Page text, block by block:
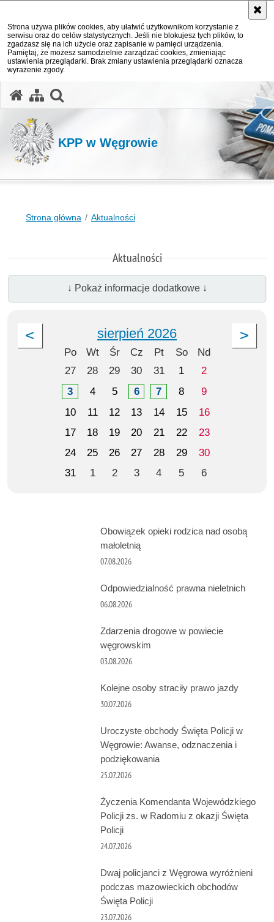
Strona używa plików cookies, aby ułatwić użytkownikom korzystanie z
serwisu oraz do celów statystycznych. Jeśli nie blokujesz tych plików, to
zgadzasz się na ich użycie oraz zapisanie w pamięci urządzenia.
Pamiętaj, że możesz samodzielnie zarządzać cookies, zmieniając
ustawienia przeglądarki. Brak zmiany ustawienia przeglądarki oznacza
wyrażenie zgody.
KPP w Węgrowie
Strona główna Aktualności
Aktualności
↓ Pokaż informacje dodatkowe ↓
sierpień 2026
Po Wt Śr Cz Pt So
Nd
27
28 29 30 31 1
2
3
4 5 6 7 8
9
10
11 12 13 14 15
16
17
18 19 20 21 22
23
24
25 26 27 28 29
30
31
1 2 3 4 5 6
Obowiązek opieki rodzica nad osobą
małoletnią
07.08.2026
Odpowiedzialność prawna nieletnich
06.08.2026
Zdarzenia drogowe w powiecie
węgrowskim
03.08.2026
Kolejne osoby straciły prawo jazdy
30.07.2026
Uroczyste obchody Święta Policji w
Węgrowie: Awanse, odznaczenia i
podziękowania
25.07.2026
Życzenia Komendanta Wojewódzkiego
Policji zs. w Radomiu z okazji Święta
Policji
24.07.2026
Dwaj policjanci z Węgrowa wyróżnieni
podczas mazowieckich obchodów
Święta Policji
23.07.2026